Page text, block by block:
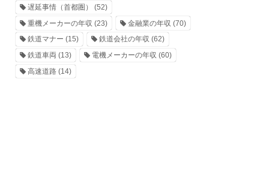
遅延事情（首都圏）
(52)
重機メーカーの年収 (23) 金融業の年収 (70)
鉄道マナー (15) 鉄道会社の年収 (62)
鉄道車両 (13) 電機メーカーの年収 (60)
高速道路 (14)